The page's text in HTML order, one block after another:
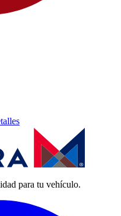
para tu vehículo.